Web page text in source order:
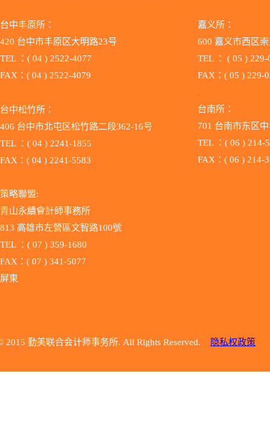
台中丰原所：
420 台中市丰原区大明路23号
TEL ：( 04 ) 2522-4077
FAX：( 04 ) 2522-4079
.
台中松竹所：
406 台中市北屯区松竹路二段362-16号
TEL ：( 04 ) 2241-1855
FAX：( 04 ) 2241-5583
.
策略聯盟:
青山永續會計師事務所
813 高雄市左營區文智路100號
TEL ：( 07 ) 359-1680
FAX：( 07 ) 341-5077
屏東
嘉义所：
600 嘉义市西区
TEL ：
FAX：( 05 ) 229-
( 05 ) 229-
.
台南所：
701 台南市东区
TEL ：( 06 ) 214-
FAX：( 06 ) 214-
2015 勤美联合会计师事务所. All Rights Reserved. 隐私权政策